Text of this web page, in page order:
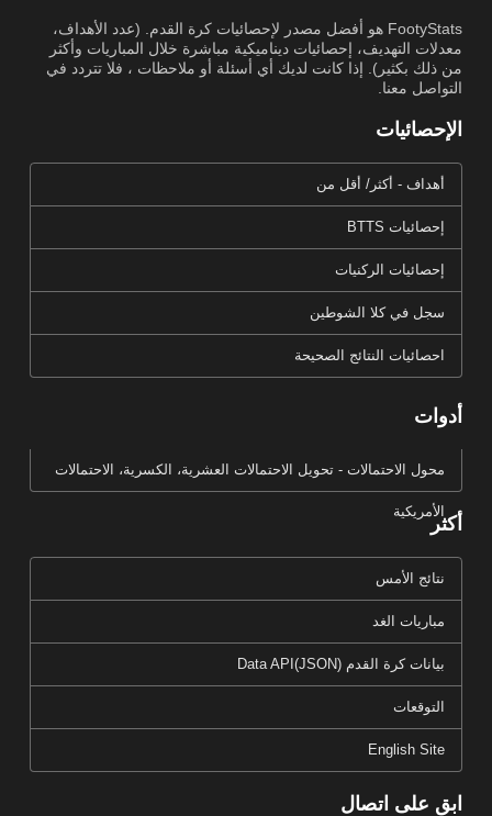
FootyStats هو أفضل مصدر لإحصائيات كرة القدم. (عدد الأهداف،
معدلات التهديف، إحصائيات ديناميكية مباشرة خلال المباريات وأكثر
من ذلك بكثير). إذا كانت لديك أي أسئلة أو ملاحظات ، فلا تتردد في
التواصل معنا.
الإحصائيات
أهداف - أكثر/ أقل من
إحصائيات BTTS
إحصائيات الركنيات
سجل في كلا الشوطين
احصائيات النتائج الصحيحة
أدوات
محول الاحتمالات - تحويل الاحتمالات العشرية، الكسرية، الاحتمالات
الأمريكية
أكثر
نتائج الأمس
مباريات الغد
بيانات كرة القدم Data API(JSON)
التوقعات
English Site
ابق على اتصال